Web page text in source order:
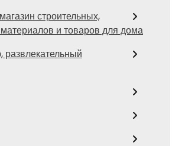
строительных,
и товаров для дома
развлекательный